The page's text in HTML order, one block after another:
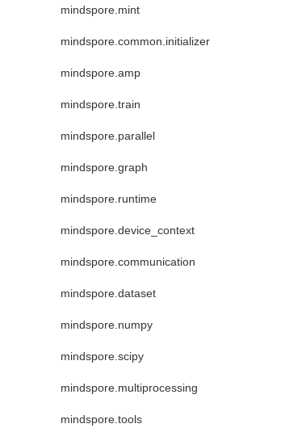
mindspore.mint
mindspore.common.initializer
mindspore.amp
mindspore.train
mindspore.parallel
mindspore.graph
mindspore.runtime
mindspore.device_context
mindspore.communication
mindspore.dataset
mindspore.numpy
mindspore.scipy
mindspore.multiprocessing
mindspore.tools